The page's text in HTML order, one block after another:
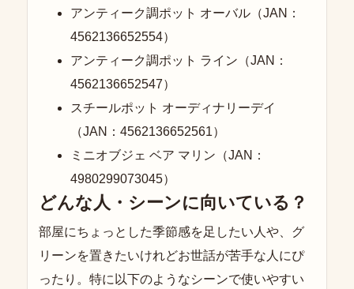
アンティーク調ポット オーバル（JAN：
4562136652554）
アンティーク調ポット ライン（JAN：
4562136652547）
スチールポット オーディナリーデイ
（JAN：4562136652561）
ミニオブジェ ベア マリン（JAN：
4980299073045）
どんな人・シーンに向いている？
部屋にちょっとした季節感を足したい人や、グ
リーンを置きたいけれどお世話が苦手な人にぴ
ったり。特に以下のようなシーンで使いやすい